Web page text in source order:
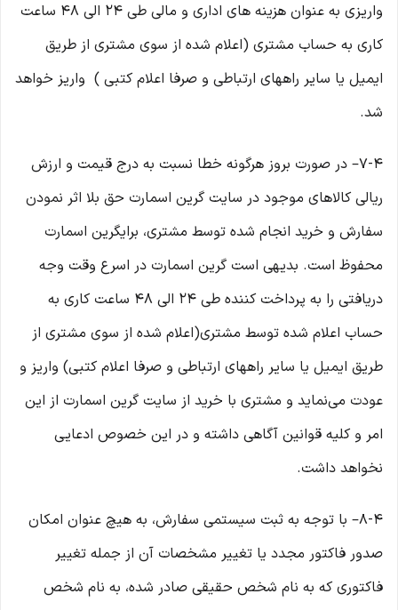
واریزی به عنوان هزینه های اداری و مالی طی ۲۴ الی ۴۸ ساعت
کاری به حساب مشتری (اعلام شده از سوی مشتری از طریق
ایمیل یا سایر راههای ارتباطی و صرفا اعلام کتبی ) واریز خواهد
شد.
7-۴– در صورت بروز هرگونه خطا نسبت به درج قیمت و ارزش
ریالی کالاهای موجود در سایت گرین اسمارت حق بلا اثر نمودن
سفارش و خرید انجام شده توسط مشتری، برایگرین اسمارت
محفوظ است. بدیهی است گرین اسمارت در اسرع وقت وجه
دریافتی را به پرداخت کننده طی ۲۴ الی ۴۸ ساعت کاری به
حساب اعلام شده توسط مشتری(اعلام شده از سوی مشتری از
طریق ایمیل یا سایر راههای ارتباطی و صرفا اعلام کتبی) واریز و
عودت می‌نماید و مشتری با خرید از سایت گرین اسمارت از این
امر و کلیه قوانین آگاهی داشته و در این خصوص ادعایی
نخواهد داشت.
8-۴– با توجه به ثبت سیستمی سفارش، به هیچ عنوان امکان
صدور فاکتور مجدد یا تغییر مشخصات آن از جمله تغییر
فاکتوری که به نام شخص حقیقی صادر شده، به نام شخص